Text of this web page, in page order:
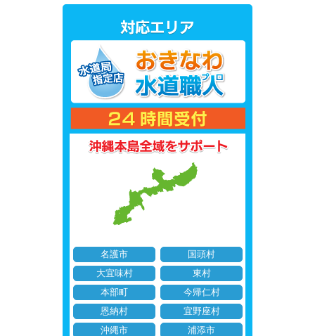
名護市
国頭村
大宜味村
東村
本部町
今帰仁村
恩納村
宜野座村
沖縄市
浦添市